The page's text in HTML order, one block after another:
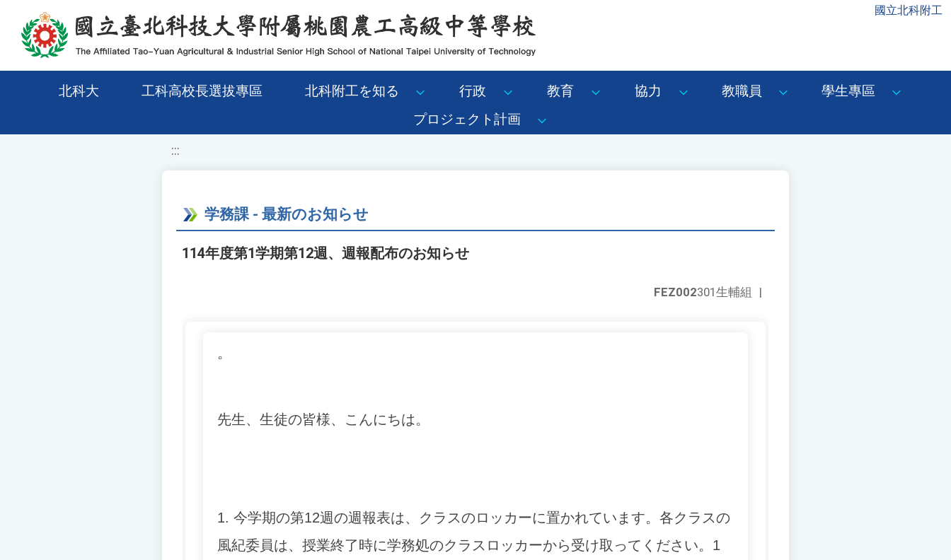
移至網頁之主要內容區位置 國立北科附工
北科大 工科高校長選拔專區 北科附工を知る 行政 教育 協力 教職員
學生專區
プロジェクト計画
:::
学務課 - 最新のお知らせ
114年度第1学期第12週、週報配布のお知らせ
FEZ002301生輔組 |
。
先生、生徒の皆様、こんにちは。
1. 今学期の第12週の週報表は、クラスのロッカーに置かれています。 各クラスの
風紀委員は、授業終了時に学務処のクラスロッカーから受け取ってください。1